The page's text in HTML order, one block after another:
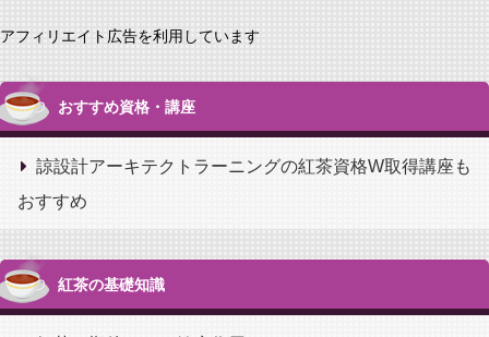
アフィリエイト広告を利用しています
おすすめ資格・講座
諒設計アーキテクトラーニングの紅茶資格W取得講座も
おすすめ
紅茶の基礎知識